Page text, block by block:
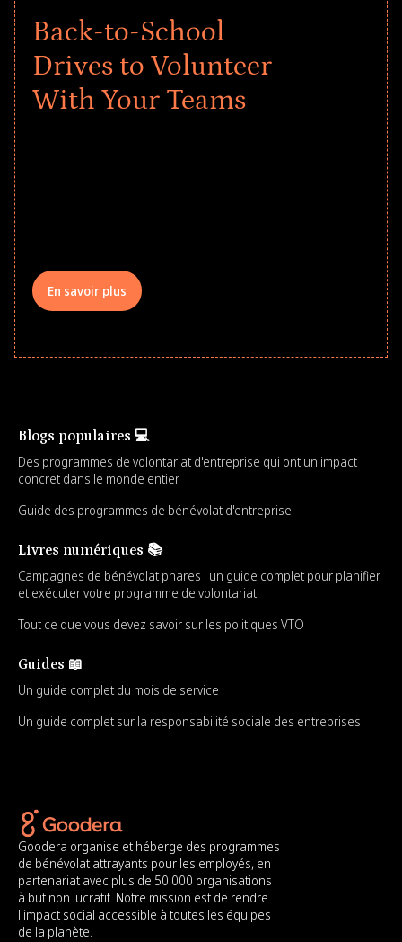
Back-to-School
Drives to Volunteer
With Your Teams
En savoir plus
Blogs populaires 💻
Des programmes de volontariat d'entreprise qui ont un impact
concret dans le monde entier
Guide des programmes de bénévolat d'entreprise
Livres numériques 📚
Campagnes de bénévolat phares : un guide complet pour planifier
et exécuter votre programme de volontariat
Tout ce que vous devez savoir sur les politiques VTO
Guides 📖
Un guide complet du mois de service
Un guide complet sur la responsabilité sociale des entreprises
Goodera organise et héberge des programmes
de bénévolat attrayants pour les employés, en
partenariat avec plus de 50 000 organisations
à but non lucratif. Notre mission est de rendre
l'impact social accessible à toutes les équipes
de la planète.